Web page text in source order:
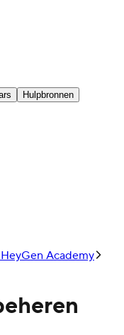
Hulpbronnen
Academy